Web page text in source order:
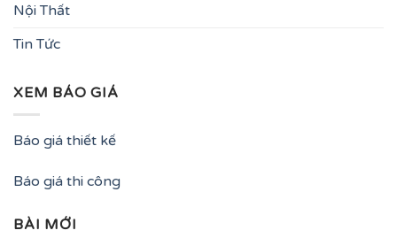
Nội Thất
Tin Tức
XEM BÁO GIÁ
Báo giá thiết kế
Báo giá thi công
BÀI MỚI